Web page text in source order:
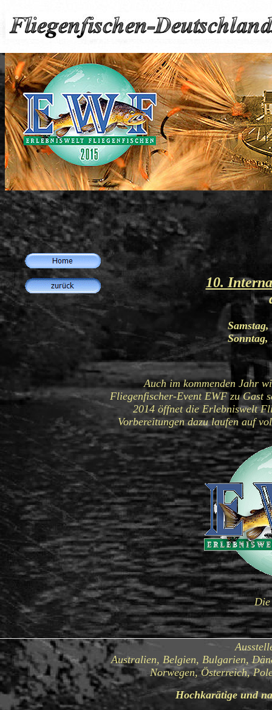
10.
Samstag, 18.
Sonntag, 19.
Auch im kommenden Jahr
Fliegenfischer-Event EWF zu Gast
2014 öffnet die Erlebniswelt
Vorbereitungen dazu laufen auf
Australien, Belgien, Bulgarien,
Norwegen, Österreich,
Hochkarätige und